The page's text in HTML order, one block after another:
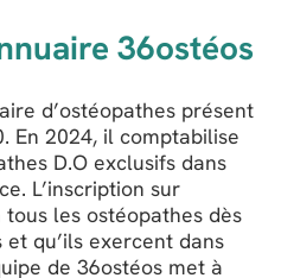
36ostéos
d’ostéopathes présent
En 2024, il comptabilise
D.O exclusifs dans
L’inscription sur
les ostéopathes dès
qu’ils exercent dans
de 36ostéos met à